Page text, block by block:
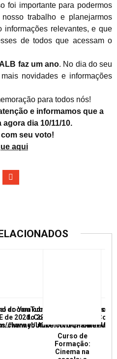
foi importante para podermos
trabalho e planejarmos
informações relevantes, e que
de todos que acessam o
faz um ano. No dia do seu
novidades e informações
para todos nós!
e informamos que a
dia 10/11/10.
seu voto!
aqui
ar com conferências e mesas
de 2021. Confira e inscreva
channel/
do YouTube está no ar com
do 22º COLE de 2021.
www.youtube.com/channel/
Curso de
Formação:
Cinema na